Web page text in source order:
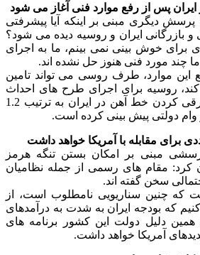
پس از رفع موارد فنی آغاز می شود
دیگری مبنی بر اینکه آیا پیشرفتی
بازرگانی ایران و روسیه دیده می شود؟
برای خوش بینی نمی بینم، ما به اجرای
چند مورد فنی هنوز حل نشده اند.
این موارد، طرف روسی می تواند تامین
روسیه برای اجرای طرح های احداث
نیروگاه برق حرارتی و برقی کردن خط آهن در ایران به ترتیب 1.2
وام دولتی پیش بینی کرده است.
برای مقابله با آمریکا خواهد داشت
مبنی بر امکان بستن تنگه هرمز
کرد: مقام های رسمی از جمله نظامیان
سخن گفته اند.
که چنین سناریویی نامطلوب است، از
که بودجه ایران به شدت به درآمدهای
دلیل دولت این کشور برنامه های
آمریکا خواهد داشت.